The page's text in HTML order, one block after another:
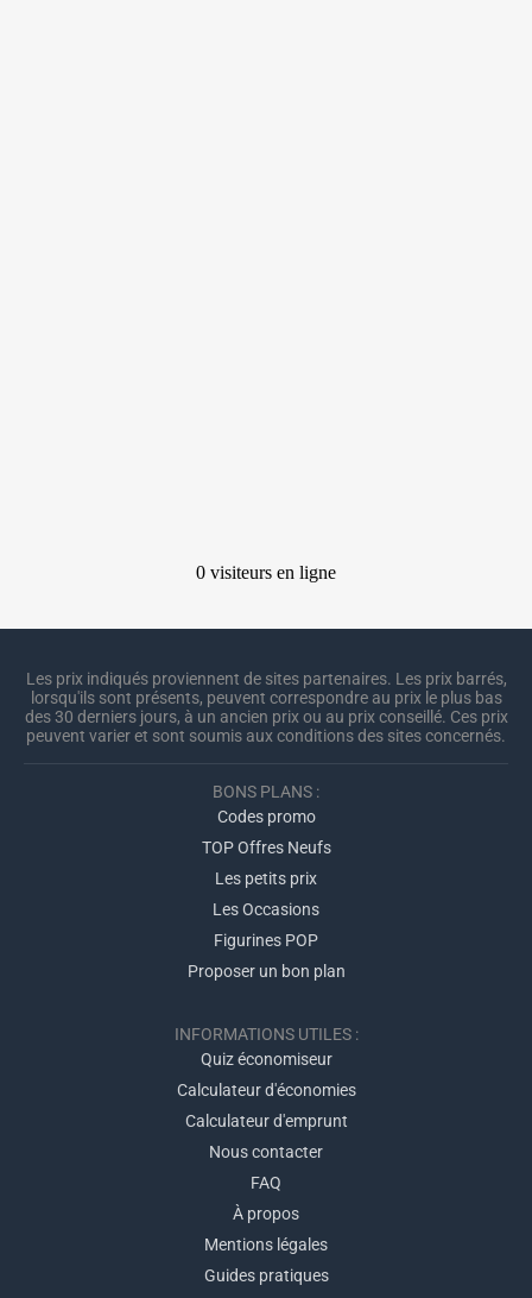
Les prix indiqués proviennent de sites partenaires. Les prix barrés,
lorsqu'ils sont présents, peuvent correspondre au prix le plus bas
des 30 derniers jours, à un ancien prix ou au prix conseillé. Ces prix
peuvent varier et sont soumis aux conditions des sites concernés.
BONS PLANS :
Codes promo
TOP Offres Neufs
Les petits prix
Les Occasions
Figurines POP
Proposer un bon plan
INFORMATIONS UTILES :
Quiz économiseur
Calculateur d'économies
Calculateur d'emprunt
Nous contacter
FAQ
À propos
Mentions légales
Guides pratiques